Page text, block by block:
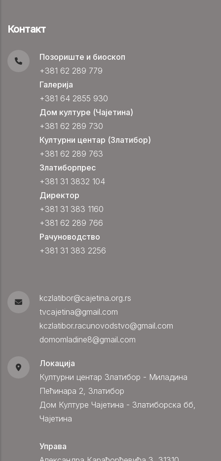
Контакт
Позориште и биоскоп
+381 62 289 779
Галерија
+381 64 2855 930
Дом културе (Чајетина)
+381 62 289 730
Културни центар (Златибор)
+381 62 289 763
Златиборпрес
+381 31 3832 104
Директор
+381 31 383 1160
+381 62 289 766
Рачуноводство
+381 31 383 2256
kczlatibor@cajetina.org.rs
tvcajetina@gmail.com
kczlatibor.racunovodstvo@gmail.com
domomladine8@gmail.com
Локација
Културни центар Златибор - Миладина
Пећинара 2, Златибор
Дом Културе Чајетина - Златиборска бб,
Чајетина
Управа